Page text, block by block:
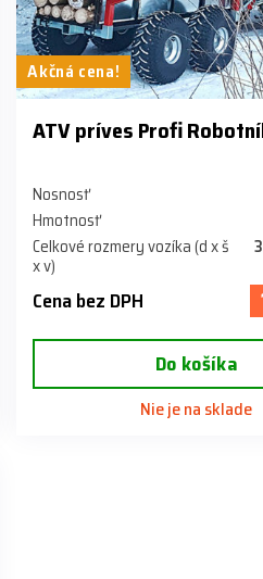
Akčná cena!
ATV príves Profi
Nosnosť
Hmotnosť
Celkové rozmery vozíka (d x š
x v)
Cena bez DPH
Do košíka
Nie je na sklade